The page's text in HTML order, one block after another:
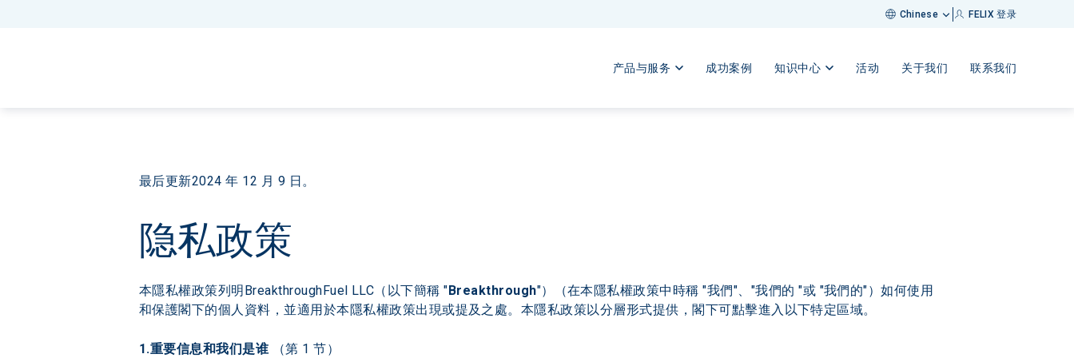
Chinese FELIX 登录
产品与服务 成功案例 知识中心 活动 关于我们 联系我们
最后更新2024 年 12 月 9 日。
隐私政策
本隱私權政策列明BreakthroughFuel LLC（以下簡稱 "Breakthrough"）（在本隱私權政策中時稱 "我們"、"我們的 "或 "我們的"）如何使用
和保護閣下的個人資料，並適用於本隱私權政策出現或提及之處。本隱私政策以分層形式提供，閣下可點擊進入以下特定區域。
1.重要信息和我们是谁 （第 1 节）